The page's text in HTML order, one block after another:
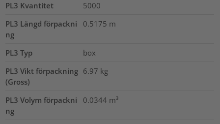
PL3 Kvantitet
5000
PL3 Längd förpackni
ng
0.5175 m
PL3 Typ
box
PL3 Vikt förpackning
(Gross)
6.97 kg
PL3 Volym förpackni
ng
0.0344 m³